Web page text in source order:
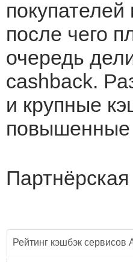
после чего
очередь
cashback.
и крупные
повышенные
Рейтинг кэшбэк сервисов